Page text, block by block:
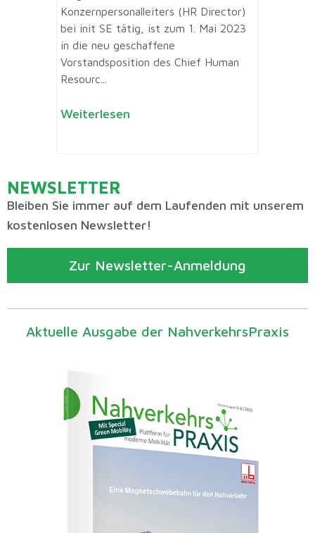
Konzernpersonalleiters (HR Director)
bei init SE tätig, ist zum 1. Mai 2023
in die neu geschaffene
Vorstandsposition des Chief Human
Resourc...
Weiterlesen
NEWSLETTER
Bleiben Sie immer auf dem Laufenden mit unserem
kostenlosen Newsletter!
Zur Newsletter-Anmeldung
Aktuelle Ausgabe der NahverkehrsPraxis